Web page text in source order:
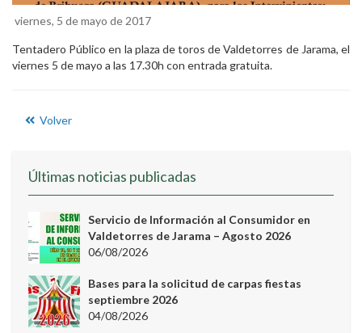
viernes, 5 de mayo de 2017
Tentadero Público en la plaza de toros de Valdetorres de Jarama, el
viernes 5 de mayo a las 17.30h con entrada gratuita.
Volver
Últimas noticias publicadas
Servicio de Información al Consumidor en
Valdetorres de Jarama – Agosto 2026
06/08/2026
Bases para la solicitud de carpas fiestas
septiembre 2026
04/08/2026